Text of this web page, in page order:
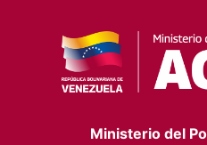
Ministerio del